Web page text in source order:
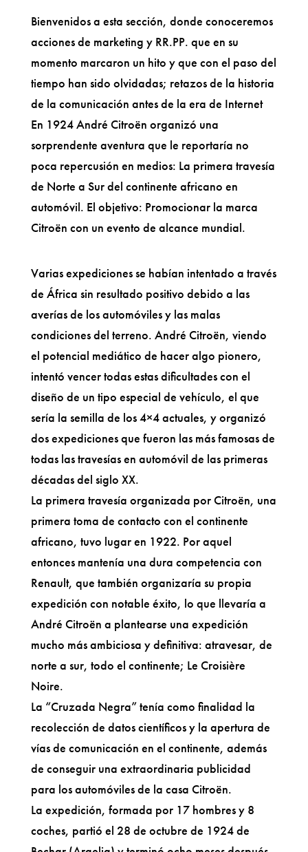
Bienvenidos a esta sección, donde conoceremos
acciones de marketing y RR.PP. que en su
momento marcaron un hito y que con el paso del
tiempo han sido olvidadas; retazos de la historia
de la comunicación antes de la era de Internet
En 1924 André Citroën organizó una
sorprendente aventura que le reportaría no
poca repercusión en medios: La primera travesía
de Norte a Sur del continente africano en
automóvil. El objetivo: Promocionar la marca
Citroën con un evento de alcance mundial.
Varias expediciones se habían intentado a través
de África sin resultado positivo debido a las
averías de los automóviles y las malas
condiciones del terreno. André Citroën, viendo
el potencial mediático de hacer algo pionero,
intentó vencer todas estas dificultades con el
diseño de un tipo especial de vehículo, el que
sería la semilla de los 4×4 actuales, y organizó
dos expediciones que fueron las más famosas de
todas las travesías en automóvil de las primeras
décadas del siglo XX.
La primera travesía organizada por Citroën, una
primera toma de contacto con el continente
africano, tuvo lugar en 1922. Por aquel
entonces mantenía una dura competencia con
Renault, que también organizaría su propia
expedición con notable éxito, lo que llevaría a
André Citroën a plantearse una expedición
mucho más ambiciosa y definitiva: atravesar, de
norte a sur, todo el continente; Le Croisière
Noire.
La “Cruzada Negra” tenía como finalidad la
recolección de datos científicos y la apertura de
vías de comunicación en el continente, además
de conseguir una extraordinaria publicidad
para los automóviles de la casa Citroën.
La expedición, formada por 17 hombres y 8
coches, partió el 28 de octubre de 1924 de